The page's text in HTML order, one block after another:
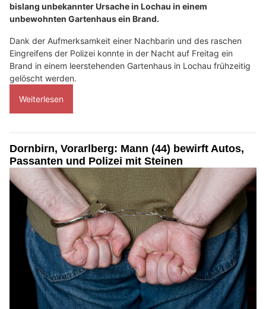
bislang unbekannter Ursache in Lochau in einem
unbewohnten Gartenhaus ein Brand.
Dank der Aufmerksamkeit einer Nachbarin und des raschen
Eingreifens der Polizei konnte in der Nacht auf Freitag ein
Brand in einem leerstehenden Gartenhaus in Lochau frühzeitig
gelöscht werden.
Weiterlesen
Dornbirn, Vorarlberg: Mann (44) bewirft Autos,
Passanten und Polizei mit Steinen